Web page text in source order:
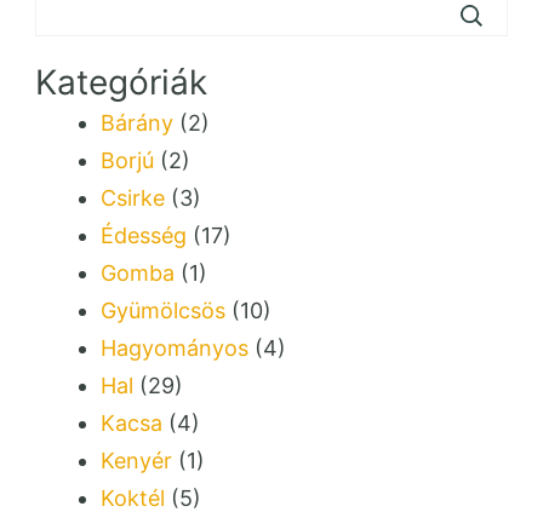
Kategóriák
Bárány (2)
Borjú (2)
Csirke (3)
Édesség (17)
Gomba (1)
Gyümölcsös (10)
Hagyományos (4)
Hal (29)
Kacsa (4)
Kenyér (1)
Koktél (5)